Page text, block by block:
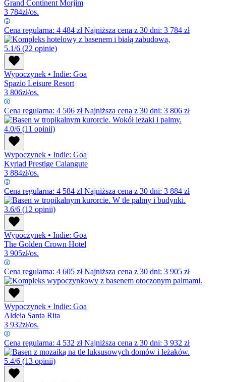
Grand Continent Morjim
3 784zł/os.
Cena regularna: 4 484 złNajniższa cena z 30 dni: 3 784 zł
5.1/6 (22 opinie)
Wypoczynek • Indie: Goa
Spazio Leisure Resort
3 806zł/os.
Cena regularna: 4 506 złNajniższa cena z 30 dni: 3 806 zł
4.0/6 (11 opinii)
Wypoczynek • Indie: Goa
Kyriad Prestige Calangute
3 884zł/os.
Cena regularna: 4 584 złNajniższa cena z 30 dni: 3 884 zł
3.6/6 (12 opinii)
Wypoczynek • Indie: Goa
The Golden Crown Hotel
3 905zł/os.
Cena regularna: 4 605 złNajniższa cena z 30 dni: 3 905 zł
Wypoczynek • Indie: Goa
Aldeia Santa Rita
3 932zł/os.
Cena regularna: 4 532 złNajniższa cena z 30 dni: 3 932 zł
5.4/6 (13 opinii)